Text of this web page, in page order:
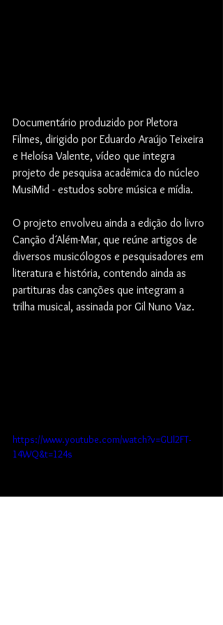
Documentário produzido por Pletora
Filmes, dirigido por Eduardo Araújo Teixeira
e Heloísa Valente, vídeo que integra
projeto de pesquisa acadêmica do núcleo
MusiMid - estudos sobre música e mídia.
O projeto envolveu ainda a edição do livro
Canção d´Além-Mar, que reúne artigos de
diversos musicólogos e pesquisadores em
literatura e história, contendo ainda as
partituras das canções que integram a
trilha musical, assinada por Gil Nuno Vaz.
https://www.youtube.com/watch?v=GUl2FT-
14WQ&t=124s